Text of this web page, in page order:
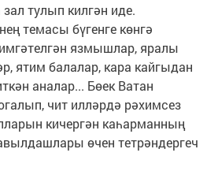
тулып килгән иде.
темасы бүгенге көнгә
язмышлар, яралы
ятим балалар, кара кайгыдан
аналар... Бөек Ватан
чит илләрдә рәхимсез
кичергән каһарманның
өчен тетрәндергеч